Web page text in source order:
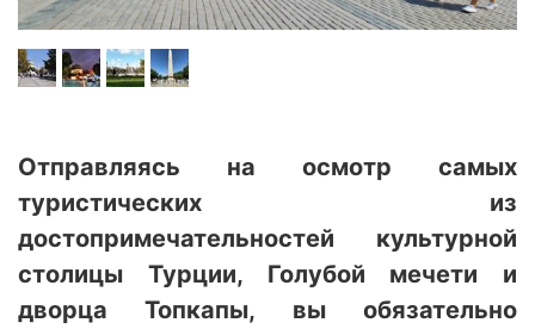
Отправляясь на осмотр самых
туристических из
достопримечательностей культурной
столицы Турции, Голубой мечети и
дворца Топкапы, вы обязательно